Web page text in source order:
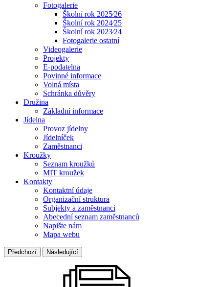
Fotogalerie
Školní rok 2025⁄26
Školní rok 2024⁄25
Školní rok 2023⁄24
Fotogalerie ostatní
Videogalerie
Projekty
E-podatelna
Povinné informace
Volná místa
Schránka důvěry
Družina
Základní informace
Jídelna
Provoz jídelny
Jídelníček
Zaměstnanci
Kroužky
Seznam kroužků
MIT kroužek
Kontakty
Kontaktní údaje
Organizační struktura
Subjekty a zaměstnanci
Abecední seznam zaměstnanců
Napište nám
Mapa webu
Předchozí Následující